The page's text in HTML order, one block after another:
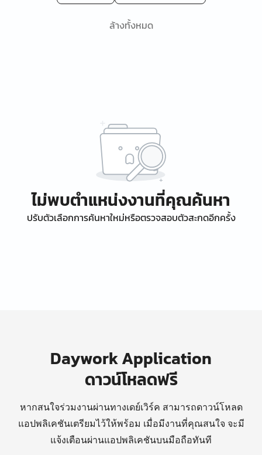
ล้างทั้งหมด
ไม่พบตำแหน่งงานที่คุณค้นหา
ปรับตัวเลือกการค้นหาใหม่หรือตรวจสอบตัวสะกดอีกครั้ง
Daywork Application
ดาวน์โหลดฟรี
หากสนใจร่วมงานผ่านทางเดย์เวิร์ค สามารถดาวน์โหลด
แอปพลิเคชันเตรียมไว้ให้พร้อม เมื่อมีงานที่คุณสนใจ จะมี
แจ้งเตือนผ่านแอปพลิเคชันบนมือถือทันที